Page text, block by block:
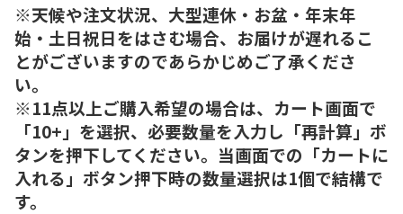
※天候や注文状況、大型連休・お盆・年末年
始・土日祝日をはさむ場合、お届けが遅れるこ
とがございますのであらかじめご了承くださ
い。
※11点以上ご購入希望の場合は、カート画面で
「10+」を選択、必要数量を入力し「再計算」ボ
タンを押下してください。当画面での「カートに
入れる」ボタン押下時の数量選択は1個で結構で
す。